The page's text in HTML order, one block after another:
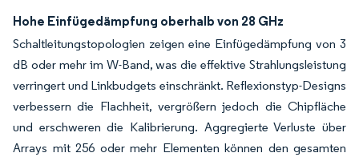
Hohe Einfügedämpfung oberhalb von 28 GHz
Schaltleitungstopologien zeigen eine Einfügedämpfung von 3
dB oder mehr im W-Band, was die effektive Strahlungsleistung
verringert und Linkbudgets einschränkt. Reflexionstyp-Designs
verbessern die Flachheit, vergrößern jedoch die Chipfläche
und erschweren die Kalibrierung. Aggregierte Verluste über
Arrays mit 256 oder mehr Elementen können den gesamten